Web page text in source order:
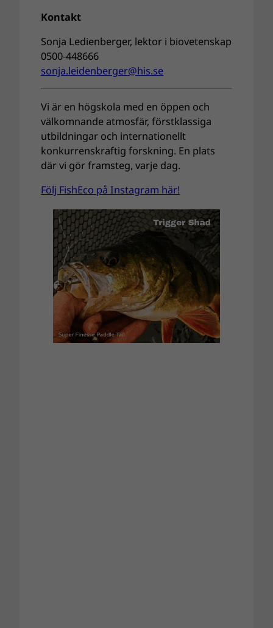
Kontakt
Sonja Ledienberger, lektor i biovetenskap
0500-448666
sonja.leidenberger@his.se
Vi är en högskola med en öppen och
välkomnande atmosfär, förstklassiga
utbildningar och internationellt
konkurrenskraftig forskning. En plats
där vi gör framsteg, varje dag.
Följ FishEco på Instagram här!